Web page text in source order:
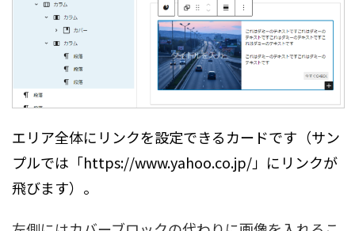
エリア全体にリンクを設定できるカードです（サン
プルでは「https://www.yahoo.co.jp/」にリンクが
飛びます）。